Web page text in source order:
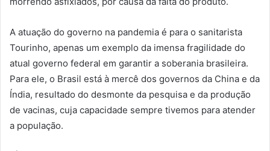
A atuação do governo na pandemia é para o sanitarista
Tourinho, apenas um exemplo da imensa fragilidade do
atual governo federal em garantir a soberania brasileira.
Para ele, o Brasil está à mercê dos governos da China e da
Índia, resultado do desmonte da pesquisa e da produção
de vacinas, cuja capacidade sempre tivemos para atender
a população.